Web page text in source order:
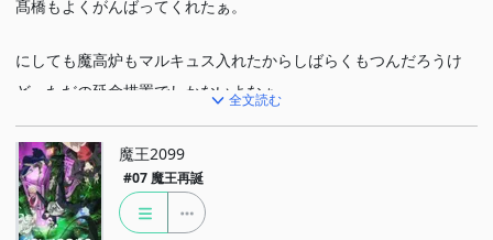
髙橋もよくがんばってくれたぁ。
にしても魔高炉もマルキュス入れたからしばらくもつんだろうけ
ど、ただの延命措置でしかないよなぁ。
新宿編終わって次秋葉原ですか？
全文読む
魔王2099
#07 魔王再誕